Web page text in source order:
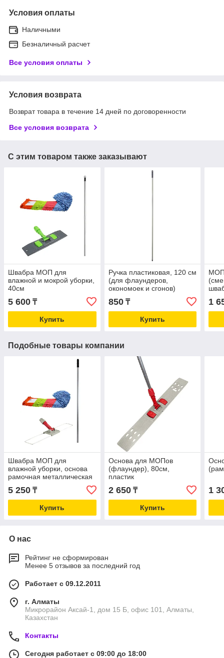
Условия оплаты
Наличными
Безналичный расчет
Все условия оплаты
Условия возврата
Возврат товара в течение 14 дней по договоренности
Все условия возврата
С этим товаром также заказывают
Швабра МОП для
влажной и мокрой уборки,
40см
5 600 ₸
Купить
Ручка пластиковая, 120 см
(для флаундеров,
окономоек и сгонов)
850₸
Купить
МОП
1
Подобные товары компании
Швабра МОП для
влажной уборки, основа
рамочная металлическая
5 250 ₸
Купить
Основа для МОПов
(флаундер), 80см,
пластик
2 650₸
Купить
1
О нас
Рейтинг не сформирован
Менее 5 отзывов за последний год
Работает с 09.12.2011
г. Алматы
Микрорайон Аксай-1, дом 15 Б, офис 101, Алматы,
Казахстан
Контакты
Сегодня работает с 09:00 до 18:00